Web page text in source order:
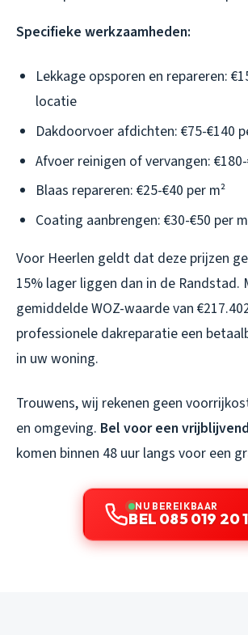
Specifieke werkzaamheden:
Lekkage opsporen en repareren:
locatie
Dakdoorvoer afdichten: €75-€140
Afvoer reinigen of vervangen:
Blaas repareren: €25-€40 per m²
Coating aanbrengen: €30-€50 per
Voor Heerlen geldt dat deze prijzen
15% lager liggen dan in de Randstad.
gemiddelde WOZ-waarde van
professionele dakreparatie een
in uw woning.
Trouwens, wij rekenen geen
en omgeving. Bel voor een
komen binnen 48 uur langs voor een
NU BEREIKBAAR
BEL 085 019 20